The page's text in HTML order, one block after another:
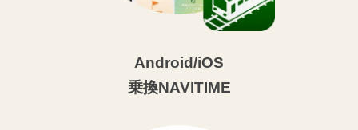
Android/iOS
乗換NAVITIME